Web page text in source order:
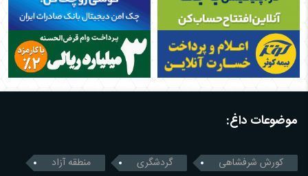
موضوعات داغ:
کورش شرفشاهی گردشگری منطقه آزاد